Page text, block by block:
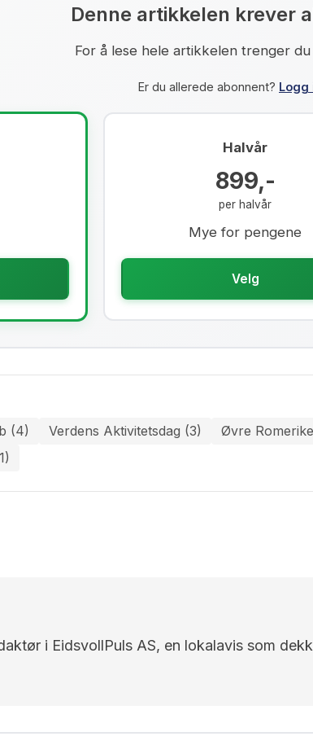
Denne artikkelen krever
For å lese hele artikkelen trenger
Er du allerede abonnent? Logg
Halvår
899,-
per halvår
Mye for pengene
Velg
(4) Verdens Aktivitetsdag (3) Øvre
i EidsvollPuls AS, en lokalavis som